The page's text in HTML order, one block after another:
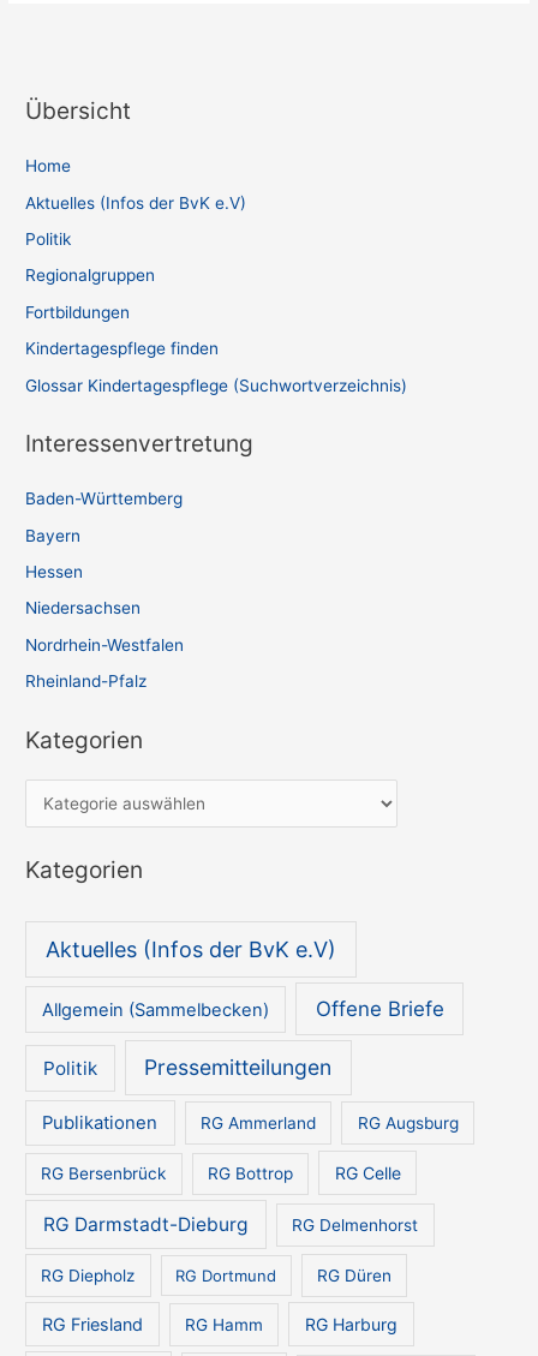
Übersicht
Home
Aktuelles (Infos der BvK e.V)
Politik
Regionalgruppen
Fortbildungen
Kindertagespflege finden
Glossar Kindertagespflege (Suchwortverzeichnis)
Interessenvertretung
Baden-Württemberg
Bayern
Hessen
Niedersachsen
Nordrhein-Westfalen
Rheinland-Pfalz
Kategorien
a
t
g
r
Kategorien
Aktuelles (Infos der BvK e.V)
Allgemein (Sammelbecken) Offene Briefe
Politik Pressemitteilungen
Publikationen RG Ammerland RG Augsburg
RG Bersenbrück RG Bottrop RG Celle
RG Darmstadt-Dieburg RG Delmenhorst
RG Diepholz RG Dortmund RG Düren
RG Friesland RG Hamm RG Harburg